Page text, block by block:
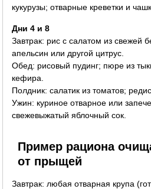
кукурузы; отварные креветки и
Дни 4 и 8
Завтрак: рис с салатом из свежей
апельсин или другой цитрус.
Обед: рисовый пудинг; пюре из
кефира.
Полдник: салатик из томатов;
Ужин: куриное отварное или
свежевыжатый яблочный сок.
Пример рациона
от прыщей
Завтрак: любая отварная крупа